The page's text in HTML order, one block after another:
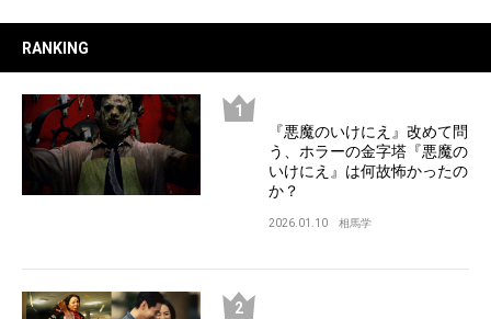
RANKING
『悪魔のいけにえ』改めて問
う、ホラーの金字塔『悪魔の
いけにえ』は何故怖かったの
か？
2026.01.10 相馬学